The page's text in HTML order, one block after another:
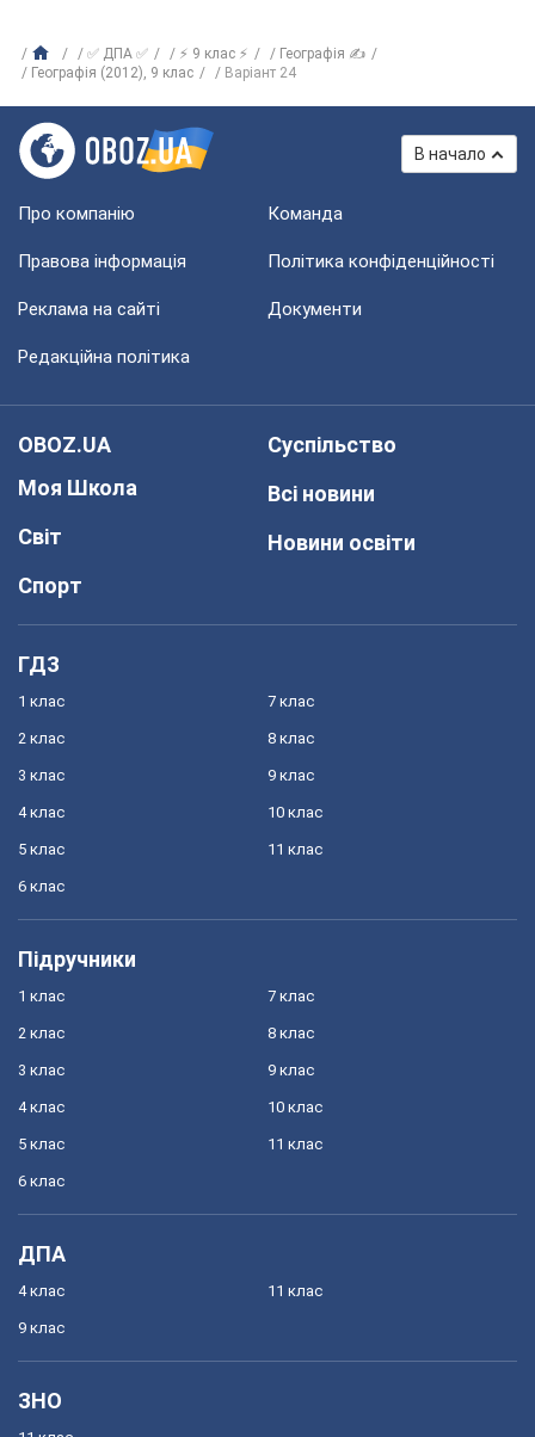
✅ ДПА ✅ ⚡ 9 клас ⚡
Географія ✍
Географія (2012), 9 клас
Варіант 24
В начало
Про компанію Команда
Правова інформація Політика конфіденційності
Реклама на сайті Документи
Редакційна політика
OBOZ.UA
Моя Школа
Світ
Спорт
Суспільство
Всі новини
Новини освіти
ГДЗ
1 клас
2 клас
3 клас
4 клас
5 клас
6 клас
7 клас
8 клас
9 клас
10 клас
11 клас
Підручники
1 клас
2 клас
3 клас
4 клас
5 клас
6 клас
7 клас
8 клас
9 клас
10 клас
11 клас
ДПА
4 клас
9 клас
11 клас
ЗНО